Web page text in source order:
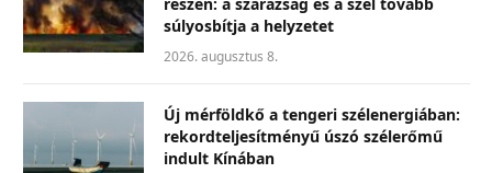
súlyosbítja a helyzetet
2026. augusztus 8.
Új mérföldkő a tengeri szélenergiában:
rekordteljesítményű úszó szélerőmű
indult Kínában